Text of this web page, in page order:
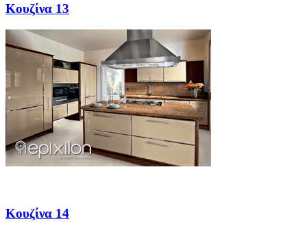
Κουζίνα 13
Κουζίνα 14